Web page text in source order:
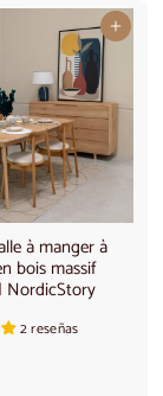
Ajouter au panier
à manger à
bois massif
NordicStory
2 reseñas